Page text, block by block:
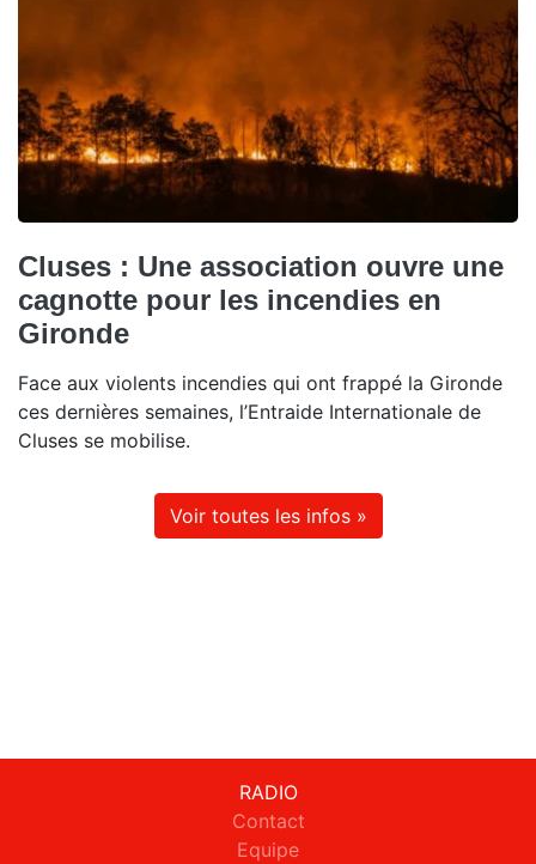
Cluses : Une association ouvre une
cagnotte pour les incendies en
Gironde
Face aux violents incendies qui ont frappé la Gironde
ces dernières semaines, l’Entraide Internationale de
Cluses se mobilise.
Voir toutes les infos »
RADIO
Contact
Equipe